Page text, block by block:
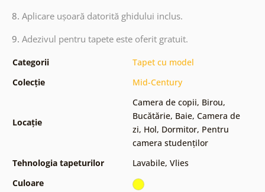
8. Aplicare ușoară datorită ghidului inclus.
9. Adezivul pentru tapete este oferit gratuit.
Categorii
Tapet cu model
Colecție
Mid-Century
Locație
Camera de copii, Birou,
Bucătărie, Baie, Camera de
zi, Hol, Dormitor, Pentru
camera studenților
Tehnologia tapeturilor
Lavabile, Vlies
Culoare